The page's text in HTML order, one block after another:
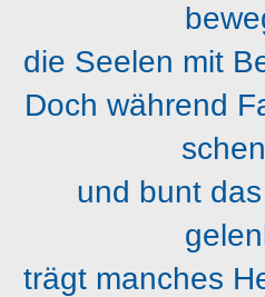
die Seelen mit
Doch während
und bunt
trägt manches